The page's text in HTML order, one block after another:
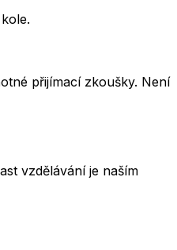
přijímací zkoušky. Není
vzdělávání je naším